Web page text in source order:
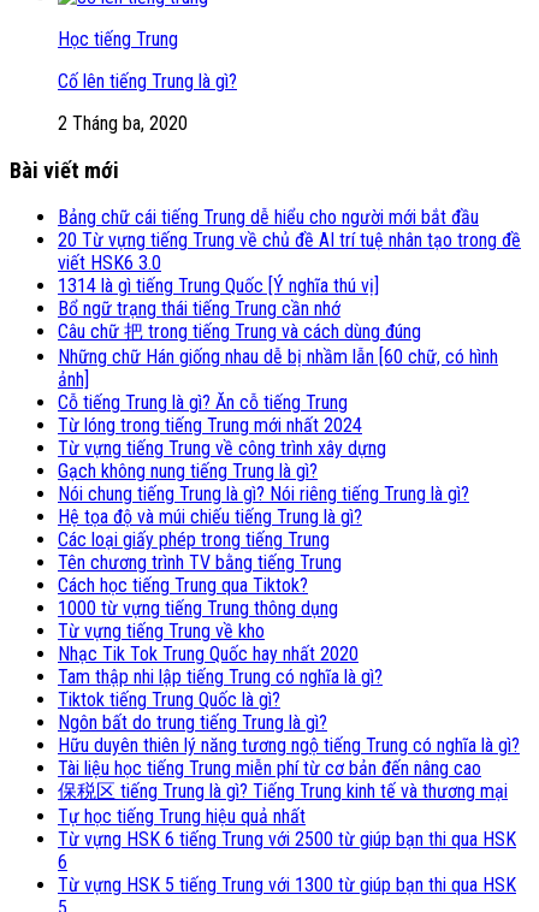
Học tiếng Trung
Cố lên tiếng Trung là gì?
2 Tháng ba, 2020
Bài viết mới
Bảng chữ cái tiếng Trung dễ hiểu cho người mới bắt đầu
20 Từ vựng tiếng Trung về chủ đề AI trí tuệ nhân tạo trong đề
viết HSK6 3.0
1314 là gì tiếng Trung Quốc [Ý nghĩa thú vị]
Bổ ngữ trạng thái tiếng Trung cần nhớ
Câu chữ 把 trong tiếng Trung và cách dùng đúng
Những chữ Hán giống nhau dễ bị nhầm lẫn [60 chữ, có hình
ảnh]
Cỗ tiếng Trung là gì? Ăn cỗ tiếng Trung
Từ lóng trong tiếng Trung mới nhất 2024
Từ vựng tiếng Trung về công trình xây dựng
Gạch không nung tiếng Trung là gì?
Nói chung tiếng Trung là gì? Nói riêng tiếng Trung là gì?
Hệ tọa độ và múi chiếu tiếng Trung là gì?
Các loại giấy phép trong tiếng Trung
Tên chương trình TV bằng tiếng Trung
Cách học tiếng Trung qua Tiktok?
1000 từ vựng tiếng Trung thông dụng
Từ vựng tiếng Trung về kho
Nhạc Tik Tok Trung Quốc hay nhất 2020
Tam thập nhi lập tiếng Trung có nghĩa là gì?
Tiktok tiếng Trung Quốc là gì?
Ngôn bất do trung tiếng Trung là gì?
Hữu duyên thiên lý năng tương ngộ tiếng Trung có nghĩa là gì?
Tài liệu học tiếng Trung miễn phí từ cơ bản đến nâng cao
保税区 tiếng Trung là gì? Tiếng Trung kinh tế và thương mại
Tự học tiếng Trung hiệu quả nhất
Từ vựng HSK 6 tiếng Trung với 2500 từ giúp bạn thi qua HSK
6
Từ vựng HSK 5 tiếng Trung với 1300 từ giúp bạn thi qua HSK